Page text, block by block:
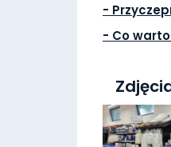
-
- Co